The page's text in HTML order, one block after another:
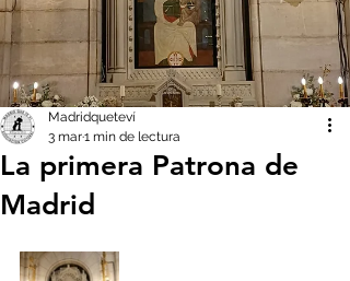
La primera Patrona de
Madrid
Madridqueteví
3 mar1 min de lectura